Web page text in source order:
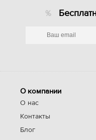
О компании
О нас
Контакты
Блог